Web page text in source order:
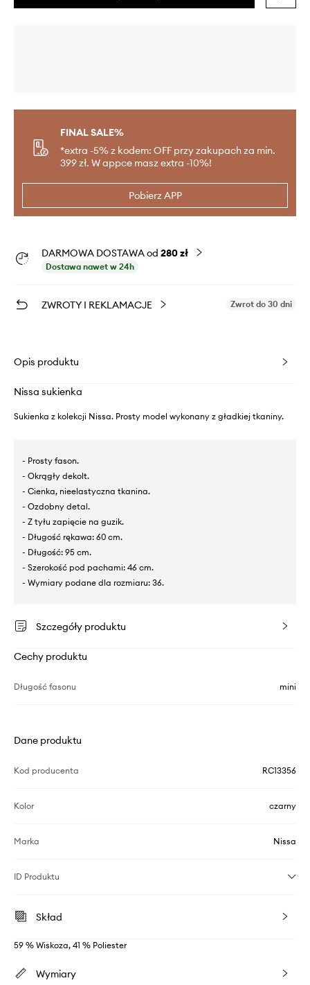
FINAL SALE%
*extra -5% z kodem: OFF przy zakupach za min.
399 zł. W appce masz extra -10%!
Pobierz APP
DARMOWA DOSTAWA od 280 zł
Dostawa nawet w 24h
ZWROTY I REKLAMACJE Zwrot do 30 dni
Opis produktu
Nissa sukienka
Sukienka z kolekcji Nissa. Prosty model wykonany z gładkiej tkaniny.
- Prosty fason.
- Okrągły dekolt.
- Cienka, nieelastyczna tkanina.
- Ozdobny detal.
- Z tyłu zapięcie na guzik.
- Długość rękawa: 60 cm.
- Długość: 95 cm.
- Szerokość pod pachami: 46 cm.
- Wymiary podane dla rozmiaru: 36.
Szczegóły produktu
Cechy produktu
Długość fasonu mini
Dane produktu
Kod producenta RC13356
Kolor czarny
Marka Nissa
ID Produktu
Skład
59 % Wiskoza, 41 % Poliester
Wymiary